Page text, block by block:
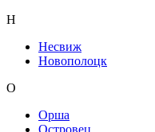
Н
Несвиж
Новополоцк
О
Орша
Островец